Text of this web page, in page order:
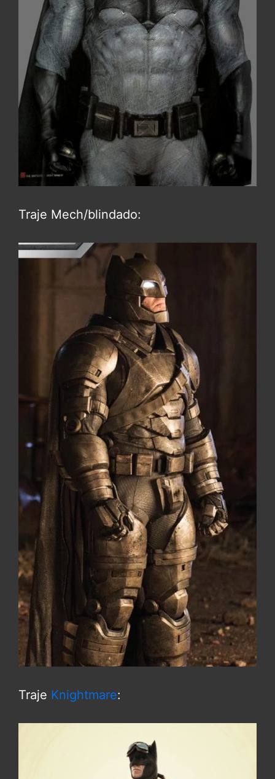
Traje Mech/blindado:
Traje Knightmare: